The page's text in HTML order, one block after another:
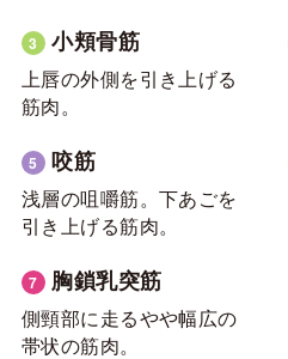
小頬骨筋
上唇の外側を引き上げる
筋肉。
咬筋
浅層の咀嚼筋。下あごを
引き上げる筋肉。
胸鎖乳突筋
側頸部に走るやや幅広の
帯状の筋肉。